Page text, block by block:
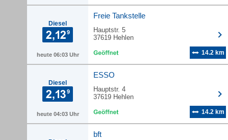
Diesel
heute 06:03 Uhr
Freie Tankstelle
Hauptstr. 5
37619 Hehlen
14.2 km
Diesel
heute 04:03 Uhr
ESSO
Hauptstr. 4
37619 Hehlen
14.2 km
bft